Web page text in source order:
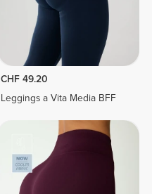
CHF 49.20
Leggings a Vita Media BFF